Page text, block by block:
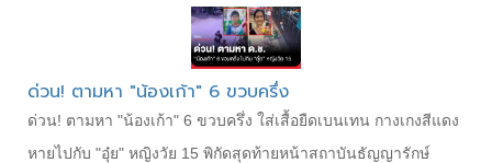
ด่วน! ตามหา "น้องเก้า" 6 ขวบครึ่ง
ด่วน! ตามหา "น้องเก้า" 6 ขวบครึ่ง ใส่เสื้อยืดเบนเทน กางเกงสีแดง
หายไปกับ "อุ๋ย" หญิงวัย 15 พิกัดสุดท้ายหน้าสถาบันธัญญารักษ์